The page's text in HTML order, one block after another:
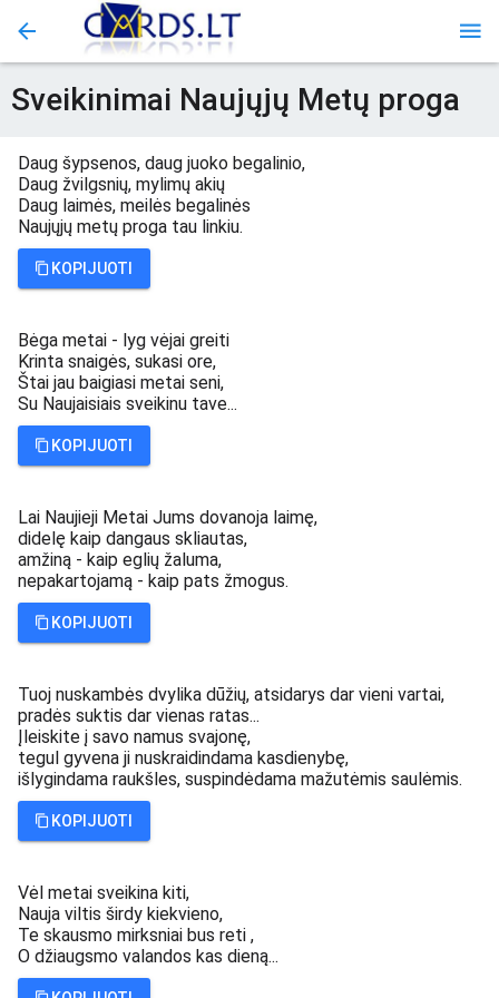
Sveikinimai Naujųjų Metų proga
Daug šypsenos, daug juoko begalinio,
Daug žvilgsnių, mylimų akių
Daug laimės, meilės begalinės
Naujųjų metų proga tau linkiu.
KOPIJUOTI
Bėga metai - lyg vėjai greiti
Krinta snaigės, sukasi ore,
Štai jau baigiasi metai seni,
Su Naujaisiais sveikinu tave...
KOPIJUOTI
Lai Naujieji Metai Jums dovanoja laimę,
didelę kaip dangaus skliautas,
amžiną - kaip eglių žaluma,
nepakartojamą - kaip pats žmogus.
KOPIJUOTI
Tuoj nuskambės dvylika dūžių, atsidarys dar vieni vartai,
pradės suktis dar vienas ratas...
Įleiskite į savo namus svajonę,
tegul gyvena ji nuskraidindama kasdienybę,
išlygindama raukšles, suspindėdama mažutėmis saulėmis.
KOPIJUOTI
Vėl metai sveikina kiti,
Nauja viltis širdy kiekvieno,
Te skausmo mirksniai bus reti ,
O džiaugsmo valandos kas dieną...